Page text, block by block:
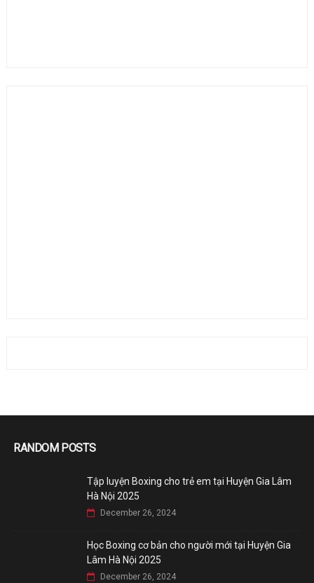
RANDOM POSTS
Tập luyện Boxing cho trẻ em tại Huyện Gia Lâm
Hà Nội 2025
December 26, 2024
Học Boxing cơ bản cho người mới tại Huyện Gia
Lâm Hà Nội 2025
December 26, 2024